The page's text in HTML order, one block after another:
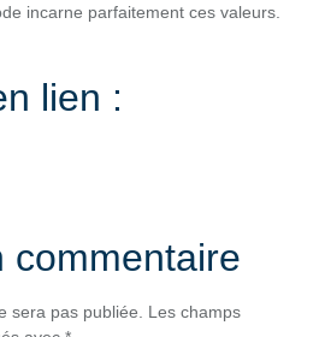
incarne parfaitement ces valeurs.
lien :
commentaire
sera pas publiée.
Les champs